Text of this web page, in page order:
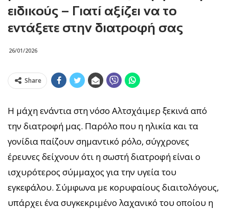
ειδικούς – Γιατί αξίζει να το
εντάξετε στην διατροφή σας
26/01/2026
Share
Η μάχη ενάντια στη νόσο Αλτσχάιμερ ξεκινά από
την διατροφή μας. Παρόλο που η ηλικία και τα
γονίδια παίζουν σημαντικό ρόλο, σύγχρονες
έρευνες δείχνουν ότι η σωστή διατροφή είναι ο
ισχυρότερος σύμμαχος για την υγεία του
εγκεφάλου. Σύμφωνα με κορυφαίους διαιτολόγους,
υπάρχει ένα συγκεκριμένο λαχανικό του οποίου η